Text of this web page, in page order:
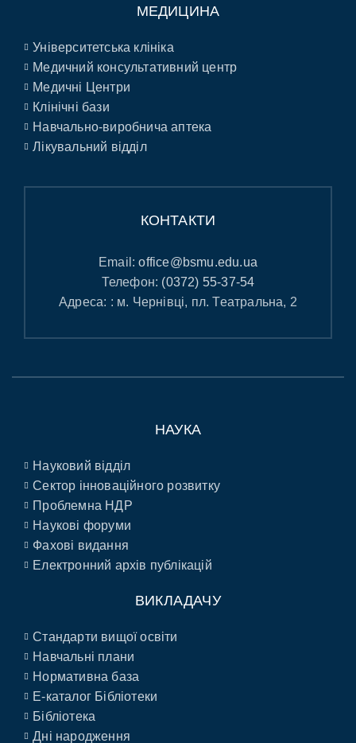
МЕДИЦИНА
Університетська клініка
Медичний консультативний центр
Медичні Центри
Клінічні бази
Навчально-виробнича аптека
Лікувальний відділ
КОНТАКТИ
Email:office@bsmu.edu.ua
Телефон: (0372) 55-37-54
Адреса: : м. Чернівці, пл. Театральна, 2
НАУКА
Науковий відділ
Сектор інноваційного розвитку
Проблемна НДР
Наукові форуми
Фахові видання
Електронний архів публікацій
ВИКЛАДАЧУ
Стандарти вищої освіти
Навчальні плани
Нормативна база
E-каталог Бібліотеки
Бібліотека
Дні народження